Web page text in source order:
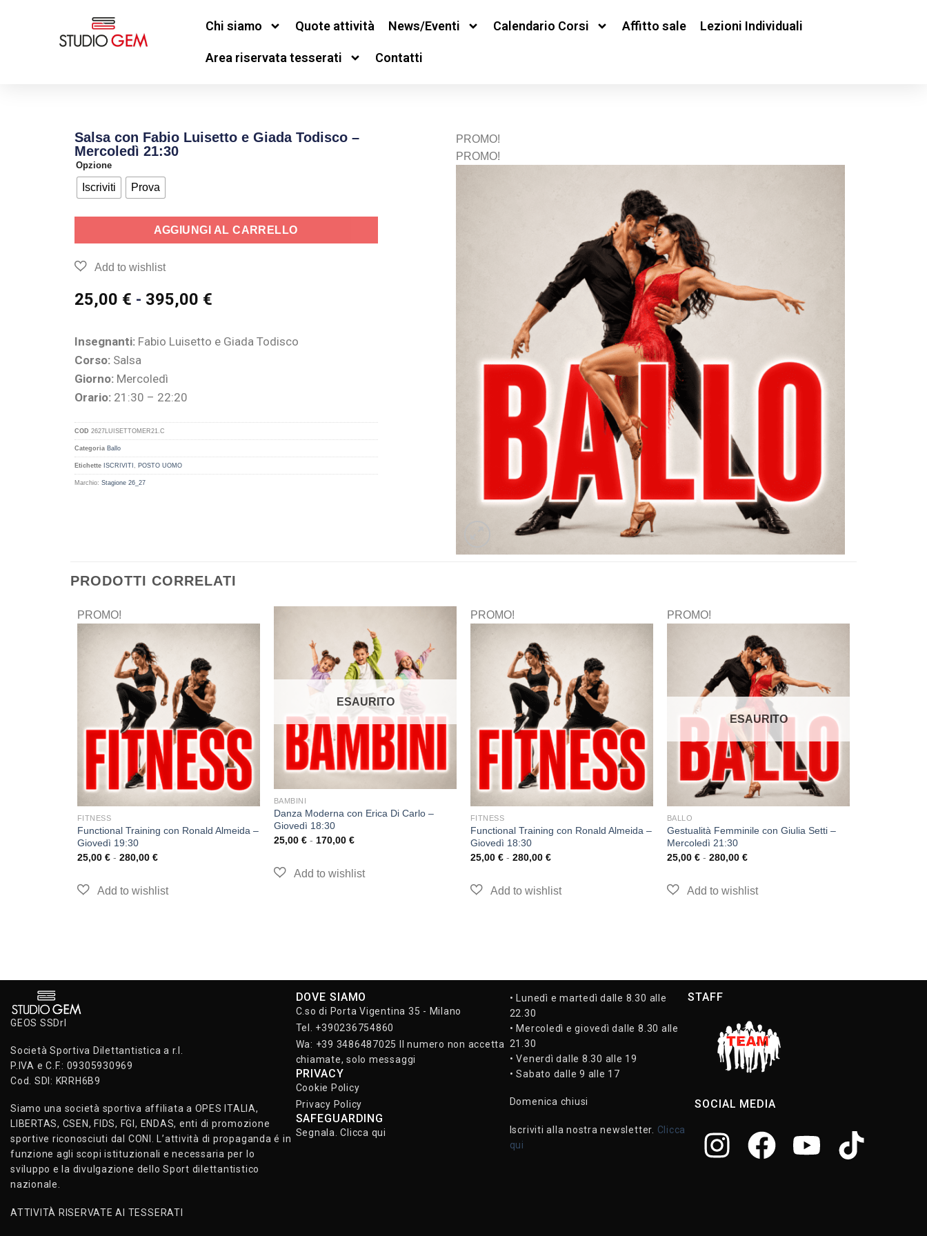
Chi siamo Quote attività News/Eventi Calendario Corsi Affitto sale Lezioni Individuali
Area riservata tesserati Contatti
Salsa con Fabio Luisetto e Giada Todisco –
Mercoledì 21:30
Opzione
Iscriviti Prova
AGGIUNGI AL CARRELLO
25,00 € - 395,00 €
Insegnanti:Fabio Luisetto e Giada Todisco
Corso:Salsa
Giorno:Mercoledì
Orario:21:30 – 22:20
COD 2627LUISETTOMER21.C
Categoria Ballo
Etichette ISCRIVITI POSTO UOMO
Marchio: Stagione 26_27
PROMO!
PROMO!
PRODOTTI CORRELATI
PROMO!
FITNESS
Functional Training con Ronald Almeida –
Giovedì 19:30
25,00 € - 280,00 €
ESAURITO
BAMBINI
Danza Moderna con Erica Di Carlo –
Giovedì 18:30
25,00 € - 170,00 €
PROMO!
FITNESS
Functional Training con Ronald Almeida –
Giovedì 18:30
25,00 € - 280,00 €
PROMO!
ESAURITO
BALLO
Gestualità Femminile con Giulia Setti –
Mercoledì 21:30
25,00 € - 280,00 €
GEOS SSDrl
Società Sportiva Dilettantistica a r.l.
P.IVA e C.F.: 09305930969
Cod. SDI: KRRH6B9
Siamo una società sportiva affiliata a OPES ITALIA,
LIBERTAS, CSEN, FIDS, FGI, ENDAS, enti di promozione
sportive riconosciuti dal CONI. L’attività di propaganda é in
funzione agli scopi istituzionali e necessaria per lo
sviluppo e la divulgazione dello Sport dilettantistico
nazionale.
ATTIVITÀ RISERVATE AI TESSERATI
DOVE SIAMO
C.so di Porta Vigentina 35 - Milano
Tel. +390236754860
Wa: +39 3486487025 Il numero non accetta
chiamate, solo messaggi
PRIVACY
Cookie Policy
Privacy Policy
SAFEGUARDING
Segnala. Clicca qui
• Lunedì e martedì dalle 8.30 alle
22.30
• Mercoledì e giovedì dalle 8.30 alle
21.30
• Venerdì dalle 8.30 alle 19
• Sabato dalle 9 alle 17
Domenica chiusi
Iscriviti alla nostra newsletter. Clicca
qui
STAFF
SOCIAL MEDIA